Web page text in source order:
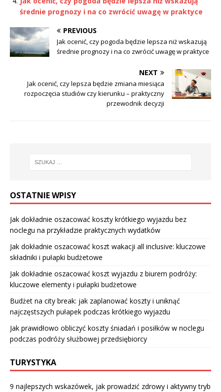
średnie prognozy i na co zwrócić uwagę w praktyce
PREVIOUS
Jak ocenić, czy pogoda będzie lepsza niż wskazują
średnie prognozy i na co zwrócić uwagę w praktyce
NEXT
Jak ocenić, czy lepsza będzie zmiana miesiąca
rozpoczęcia studiów czy kierunku – praktyczny
przewodnik decyzji
OSTATNIE WPISY
Jak dokładnie oszacować koszty krótkiego wyjazdu bez
noclegu na przykładzie praktycznych wydatków
Jak dokładnie oszacować koszt wakacji all inclusive: kluczowe
składniki i pułapki budżetowe
Jak dokładnie oszacować koszt wyjazdu z biurem podróży:
kluczowe elementy i pułapki budżetowe
Budżet na city break: jak zaplanować koszty i uniknąć
najczęstszych pułapek podczas krótkiego wyjazdu
Jak prawidłowo obliczyć koszty śniadań i posiłków w noclegu
podczas podróży służbowej przedsiębiorcy
TURYSTYKA
9 najlepszych wskazówek, jak prowadzić zdrowy i aktywny tryb